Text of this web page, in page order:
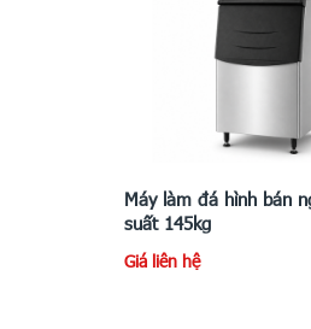
Máy làm đá hình bán
suất 145kg
Giá liên hệ